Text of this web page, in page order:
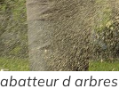
abatteur d